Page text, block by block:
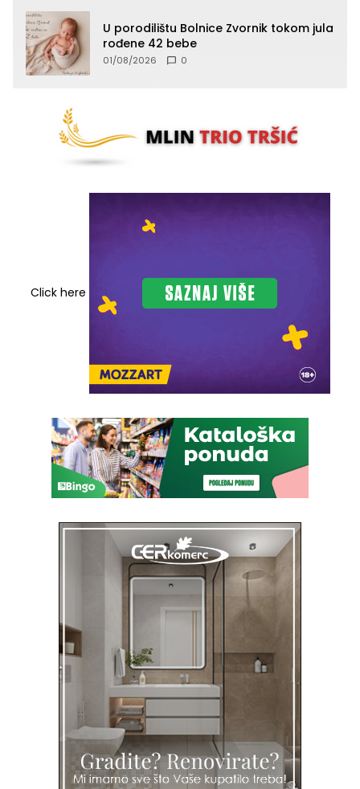
U porodilištu Bolnice Zvornik tokom jula
rođene 42 bebe
01/08/2026 0
Click here